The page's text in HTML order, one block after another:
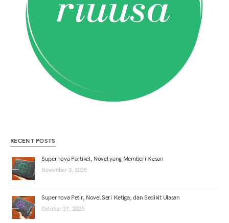
RECENT POSTS
Supernova Partikel, Novel yang Memberi Kesan
November 3, 2025
Supernova Petir, Novel Seri Ketiga, dan Sedikit Ulasan
October 21, 2025